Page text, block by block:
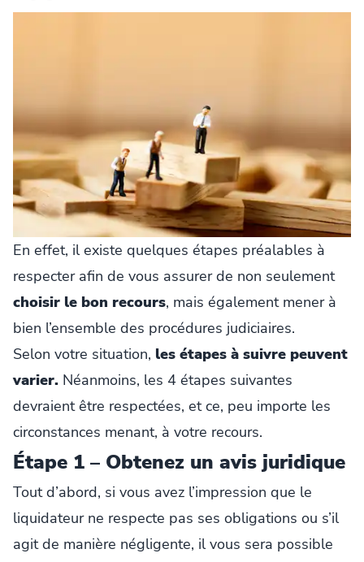
En effet, il existe quelques étapes préalables à
respecter afin de vous assurer de non seulement
choisir le bon recours, mais également mener à
bien l’ensemble des procédures judiciaires.
Selon votre situation, les étapes à suivre peuvent
varier. Néanmoins, les 4 étapes suivantes
devraient être respectées, et ce, peu importe les
circonstances menant, à votre recours.
Étape 1 – Obtenez un avis juridique
Tout d’abord, si vous avez l’impression que le
liquidateur ne respecte pas ses obligations ou s’il
agit de manière négligente, il vous sera possible